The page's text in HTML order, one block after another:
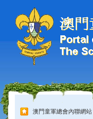
澳門童軍總會內聯網站